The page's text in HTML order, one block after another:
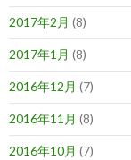
2017年2月 (8)
2017年1月 (8)
2016年12月 (7)
2016年11月 (8)
2016年10月 (7)